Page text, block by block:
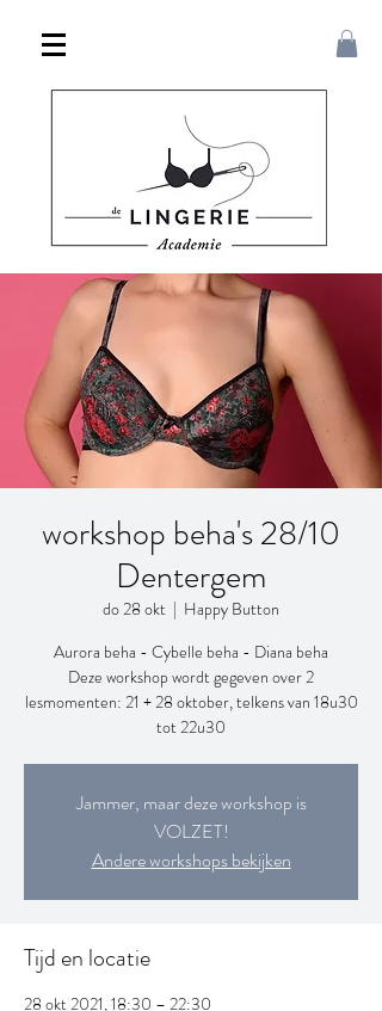
workshop beha's 28/10
Dentergem
do 28 okt
  |
Happy Button
Aurora beha - Cybelle beha - Diana beha
Deze workshop wordt gegeven over 2
lesmomenten: 21 + 28 oktober, telkens van 18u30
tot 22u30
Jammer, maar deze workshop is
VOLZET!
Andere workshops bekijken
Tijd en locatie
28 okt 2021, 18:30 – 22:30